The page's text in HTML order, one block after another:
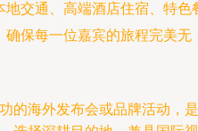
地交通、高端酒店住宿、特色
保每一位嘉宾的旅程完美无
的海外发布会或品牌活动，是